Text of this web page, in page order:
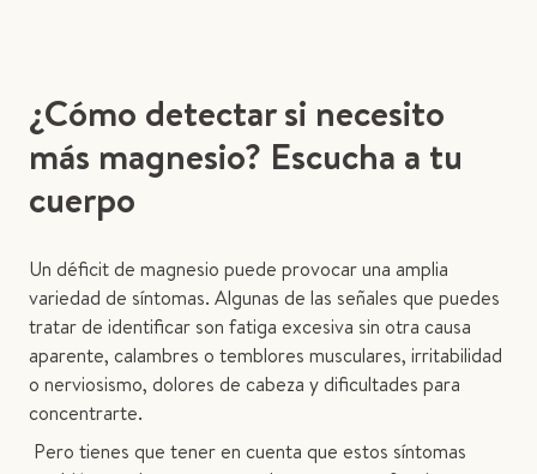
¿Cómo detectar si necesito
más magnesio? Escucha a tu
cuerpo
Un déficit de magnesio puede provocar una amplia
variedad de síntomas. Algunas de las señales que puedes
tratar de identificar son fatiga excesiva sin otra causa
aparente, calambres o temblores musculares, irritabilidad
o nerviosismo, dolores de cabeza y dificultades para
concentrarte.
Pero tienes que tener en cuenta que estos síntomas